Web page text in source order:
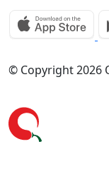
© Copyright 2026